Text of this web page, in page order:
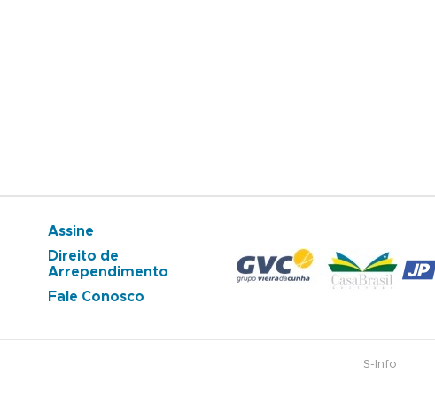
Assine
Direito de
Arrependimento
Fale Conosco
S-Info